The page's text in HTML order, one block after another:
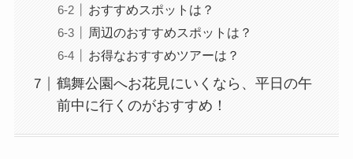
おすすめスポットは？
周辺のおすすめスポットは？
お得なおすすめツアーは？
鶴舞公園へお花見にいくなら、平日の午
前中に行くのがおすすめ！